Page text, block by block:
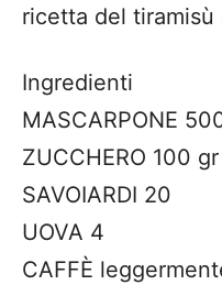
ricetta del tiramisù
Ingredienti
MASCARPONE
ZUCCHERO 100 gr
SAVOIARDI 20
UOVA 4
CAFFÈ